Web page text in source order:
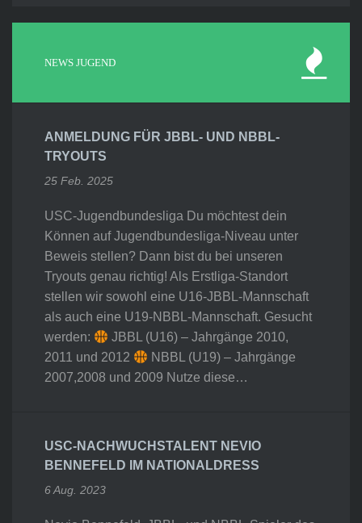
NEWS JUGEND
ANMELDUNG FÜR JBBL- UND NBBL-
TRYOUTS
25 Feb. 2025
USC-Jugendbundesliga Du möchtest dein
Können auf Jugendbundesliga-Niveau unter
Beweis stellen? Dann bist du bei unseren
Tryouts genau richtig! Als Erstliga-Standort
stellen wir sowohl eine U16-JBBL-Mannschaft
als auch eine U19-NBBL-Mannschaft. Gesucht
werden:
JBBL (U16) – Jahrgänge 2010,
2011 und 2012
NBBL (U19) – Jahrgänge
2007,2008 und 2009 Nutze diese…
USC-NACHWUCHSTALENT NEVIO
BENNEFELD IM NATIONALDRESS
6 Aug. 2023